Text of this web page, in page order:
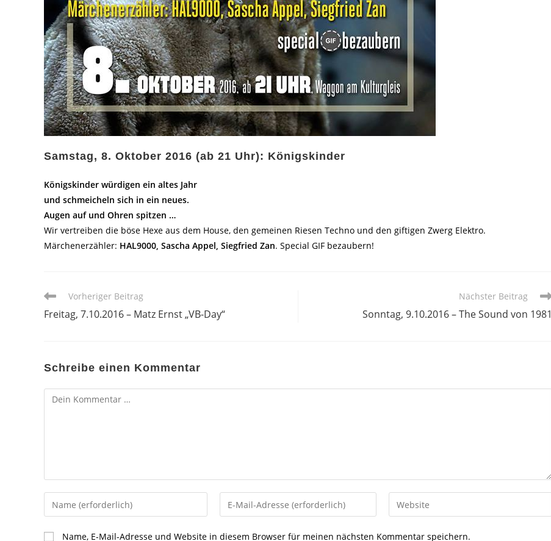
Samstag, 8. Oktober 2016 (ab 21 Uhr): Königskinder
Königskinder würdigen ein altes Jahr
und schmeicheln sich in ein neues.
Augen auf und Ohren spitzen …
Wir vertreiben die böse Hexe aus dem House, den gemeinen Riesen Techno und den giftigen Zwerg Elektro.
Märchenerzähler: HAL9000, Sascha Appel, Siegfried Zan. Special GIF bezaubern!
Weitere
ansehen
Vorheriger Beitrag
Freitag, 7.10.2016 – Matz Ernst „VB-Day“
Nächster Beitrag
Sonntag, 9.10.2016 – The Sound von 1981
Schreibe einen Kommentar
Kommentar
Gib
deinen
Namen
Gib
deine
Gib
deine
Name, E-Mail-Adresse und Website in diesem Browser für meinen nächsten Kommentar speichern.